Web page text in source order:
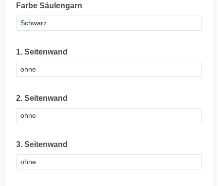
Farbe Säulengarn
1. Seitenwand
2. Seitenwand
3. Seitenwand